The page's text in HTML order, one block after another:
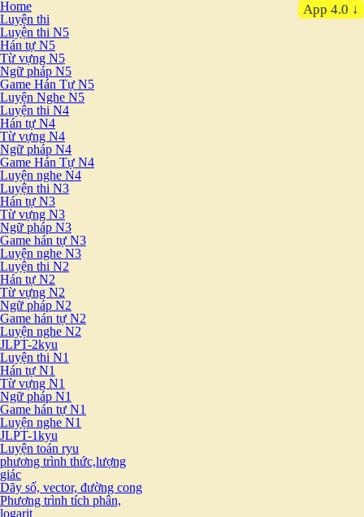
Home
Luyện thi
Luyện thi N5
Hán tự N5
Từ vựng N5
Ngữ pháp N5
Game Hán Tự N5
Luyện Nghe N5
Luyện thi N4
Hán tự N4
Từ vựng N4
Ngữ pháp N4
Game Hán Tự N4
Luyện nghe N4
Luyện thi N3
Hán tự N3
Từ vựng N3
Ngữ pháp N3
Game hán tự N3
Luyện nghe N3
Luyện thi N2
Hán tự N2
Từ vựng N2
Ngữ pháp N2
Game hán tự N2
Luyện nghe N2
JLPT-2kyu
Luyện thi N1
Hán tự N1
Từ vựng N1
Ngữ pháp N1
Game hán tự N1
Luyện nghe N1
JLPT-1kyu
Luyện toán ryu
phương trình thức,lượng
giác
Dãy số, vector, đường cong
Phương trình tích phân,
logarit
App 4.0 ↓